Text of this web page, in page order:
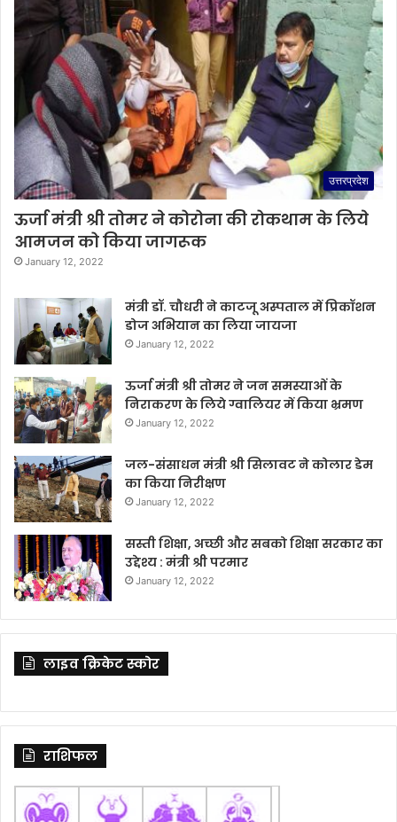
उत्तरप्रदेश
ऊर्जा मंत्री श्री तोमर ने कोरोना की रोकथाम के लिये
आमजन को किया जागरूक
January 12, 2022
मंत्री डॉ. चौधरी ने काटजू अस्पताल में प्रिकॉशन
डोज अभियान का लिया जायजा
January 12, 2022
ऊर्जा मंत्री श्री तोमर ने जन समस्याओं के
निराकरण के लिये ग्वालियर में किया भ्रमण
January 12, 2022
जल-संसाधन मंत्री श्री सिलावट ने कोलार डेम
का किया निरीक्षण
January 12, 2022
सस्ती शिक्षा, अच्छी और सबको शिक्षा सरकार का
उद्देश्य : मंत्री श्री परमार
January 12, 2022
लाइव क्रिकेट स्कोर
राशिफल